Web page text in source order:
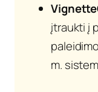
įtraukti į
m.